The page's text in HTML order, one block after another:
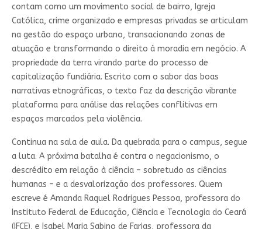
contam como um movimento social de bairro, Igreja
Católica, crime organizado e empresas privadas se articulam
na gestão do espaço urbano, transacionando zonas de
atuação e transformando o direito à moradia em negócio. A
propriedade da terra virando parte do processo de
capitalização fundiária. Escrito com o sabor das boas
narrativas etnográficas, o texto faz da descrição vibrante
plataforma para análise das relações conflitivas em
espaços marcados pela violência.
Continua na sala de aula. Da quebrada para o campus, segue
a luta. A próxima batalha é contra o negacionismo, o
descrédito em relação à ciência – sobretudo as ciências
humanas – e a desvalorização dos professores. Quem
escreve é Amanda Raquel Rodrigues Pessoa, professora do
Instituto Federal de Educação, Ciência e Tecnologia do Ceará
(IFCE), e Isabel Maria Sabino de Farias, professora da